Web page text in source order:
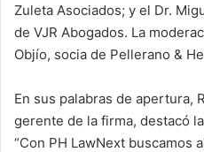
Zuleta Asociados; y el Dr.
de VJR Abogados. La
Objío, socia de Pellerano &
En sus palabras de apertura,
gerente de la firma, destacó
“Con PH LawNext buscamos